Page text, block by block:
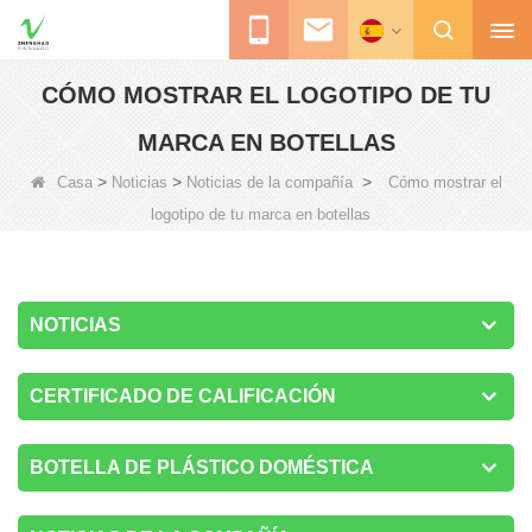
CÓMO MOSTRAR EL LOGOTIPO DE TU
MARCA EN BOTELLAS
Casa> Noticias > Noticias de la compañía>
Cómo mostrar el
logotipo de tu marca en botellas
NOTICIAS
CERTIFICADO DE CALIFICACIÓN
BOTELLA DE PLÁSTICO DOMÉSTICA